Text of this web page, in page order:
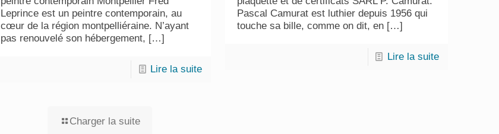
Leprince est un peintre contemporain, au
cœur de la région montpelliéraine. N’ayant
pas renouvelé son hébergement, […]
Lire la suite
Pascal Camurat est luthier depuis 1956 qui
touche sa bille, comme on dit, en […]
Lire la suite
Charger la suite